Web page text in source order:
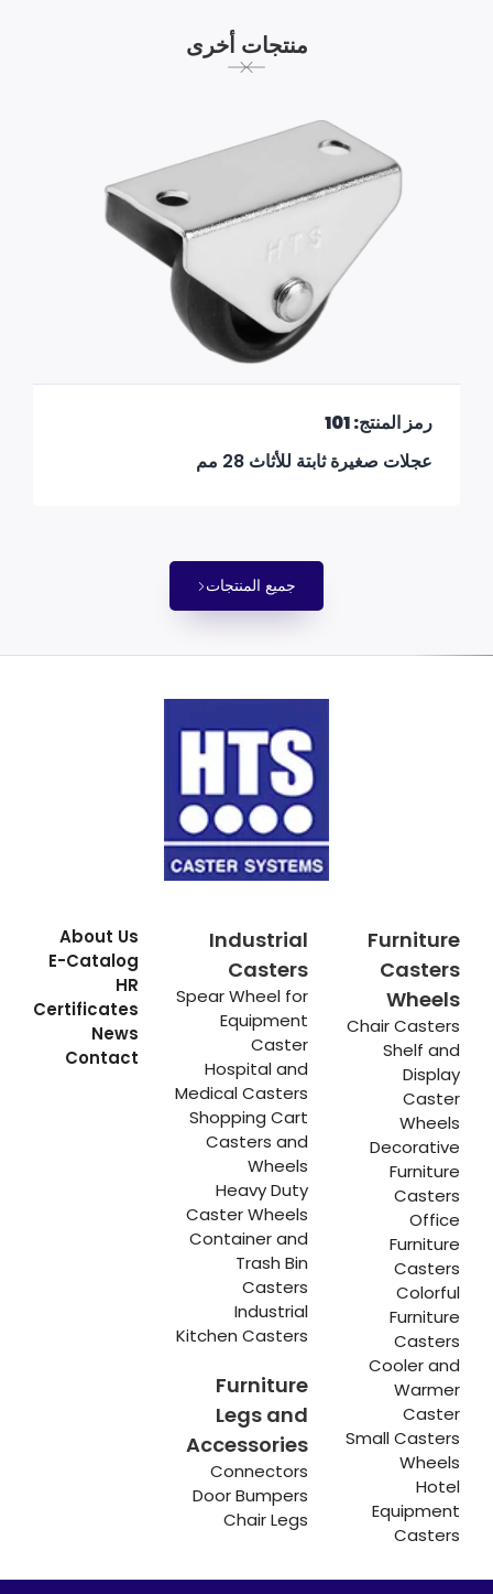
منتجات أخرى
رمز المنتج: 101
عجلات صغيرة ثابتة للأثاث 28 مم
جميع المنتجات
Furniture
Casters
Wheels
Chair Casters
Shelf and
Display
Caster
Wheels
Decorative
Furniture
Casters
Office
Furniture
Casters
Colorful
Furniture
Casters
Cooler and
Warmer
Caster
Small Casters
Wheels
Hotel
Equipment
Casters
Industrial
Casters
Spear Wheel for
Equipment
Caster
Hospital and
Medical Casters
Shopping Cart
Casters and
Wheels
Heavy Duty
Caster Wheels
Container and
Trash Bin
Casters
Industrial
Kitchen Casters
Furniture
Legs and
Accessories
Connectors
Door Bumpers
Chair Legs
About Us
E-Catalog
HR
Certificates
News
Contact